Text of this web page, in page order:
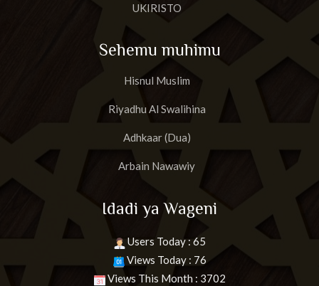
UKIRISTO
Sehemu muhimu
Hisnul Muslim
Riyadhu Al Swalihina
Adhkaar (Dua)
Arbain Nawawiy
Idadi ya Wageni
Users Today : 65
Views Today : 76
Views This Month : 3702